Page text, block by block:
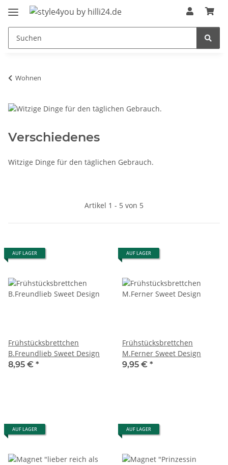
Wohnen
Verschiedenes
Witzige Dinge für den täglichen Gebrauch.
Artikel 1 - 5 von 5
AUF LAGER
Frühstücksbrettchen
B.Freundlieb Sweet Design
8,95 € *
AUF LAGER
Frühstücksbrettchen
M.Ferner Sweet Design
9,95 € *
AUF LAGER AUF LAGER